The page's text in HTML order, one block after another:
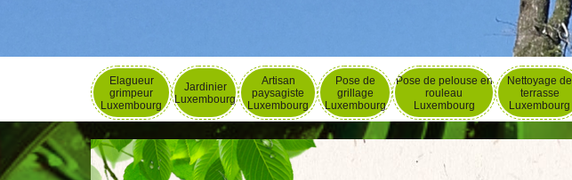
Elagueur
grimpeur
Luxembourg
Jardinier
Luxembourg
Artisan
paysagiste
Luxembourg
Pose de
grillage
Luxembourg
Pose de pelouse en
rouleau
Luxembourg
Nettoyage de
terrasse
Luxembourg